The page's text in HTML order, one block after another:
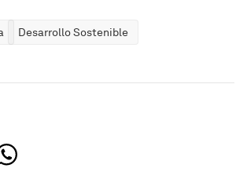
Desarrollo Sostenible